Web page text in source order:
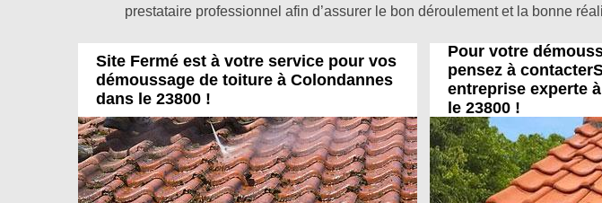
prestataire professionnel afin d’assurer le bon déroulement et la bonne
Site Fermé est à votre service pour vos
démoussage de toiture à Colondannes
dans le 23800 !
Pour votre
pensez à
entreprise experte
le 23800 !